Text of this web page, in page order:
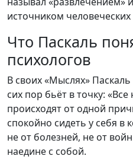
источником человеческих
Что Паскаль
психологов
В своих «Мыслях»
сих пор бьёт в точку:
происходят от одной
спокойно сидеть у себя в
не от болезней, не от
наедине с собой.